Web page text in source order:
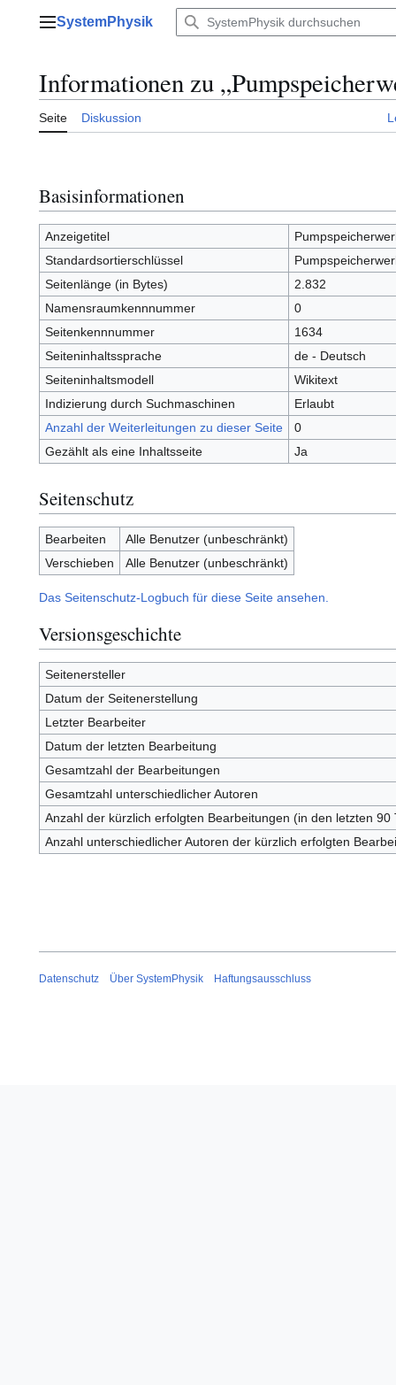
Hauptmenü
SystemPhysik
Informationen zu
Seite Diskussion
Basisinformationen
Anzeigetitel
Standardsortierschlüssel
Seitenlänge (in Bytes)
2.832
Namensraumkennnummer
0
Seitenkennnummer
1634
Seiteninhaltssprache
de - Deutsch
Seiteninhaltsmodell
Wikitext
Indizierung durch Suchmaschinen
Erlaubt
Anzahl der Weiterleitungen zu dieser Seite
0
Gezählt als eine Inhaltsseite
Ja
Seitenschutz
Bearbeiten
Alle Benutzer (unbeschränkt)
Verschieben
Alle Benutzer (unbeschränkt)
Das Seitenschutz-Logbuch für diese Seite ansehen.
Versionsgeschichte
Seitenersteller
Datum der Seitenerstellung
Letzter Bearbeiter
Datum der letzten Bearbeitung
Gesamtzahl der Bearbeitungen
Gesamtzahl unterschiedlicher Autoren
Anzahl der kürzlich erfolgten Bearbeitungen (in den letzten 90
Anzahl unterschiedlicher Autoren der kürzlich erfolgten
Datenschutz Über SystemPhysik Haftungsausschluss